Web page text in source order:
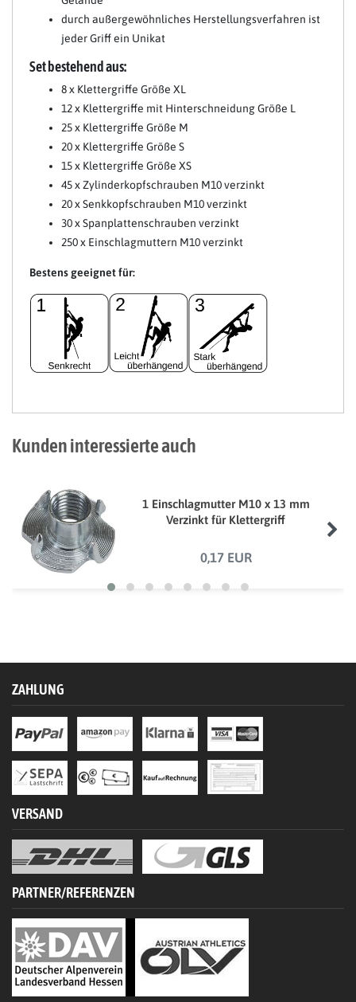
durch außergewöhnliches Herstellungsverfahren ist
jeder Griff ein Unikat
Set bestehend aus:
8 x Klettergriffe Größe XL
12 x Klettergriffe mit Hinterschneidung Größe L
25 x Klettergriffe Größe M
20 x Klettergriffe Größe S
15 x Klettergriffe Größe XS
45 x Zylinderkopfschrauben M10 verzinkt
20 x Senkkopfschrauben M10 verzinkt
30 x Spanplattenschrauben verzinkt
250 x Einschlagmuttern M10 verzinkt
Bestens geeignet für:
Kunden interessierte auch
1 Einschlagmutter M10 x 13 mm
Verzinkt für Klettergriff
0,17 EUR
ZAHLUNG
VERSAND
PARTNER/REFERENZEN